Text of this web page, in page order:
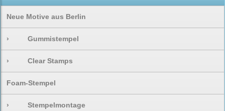
Neue Motive aus Berlin
› Gummistempel
› Clear Stamps
Foam-Stempel
› Stempelmontage